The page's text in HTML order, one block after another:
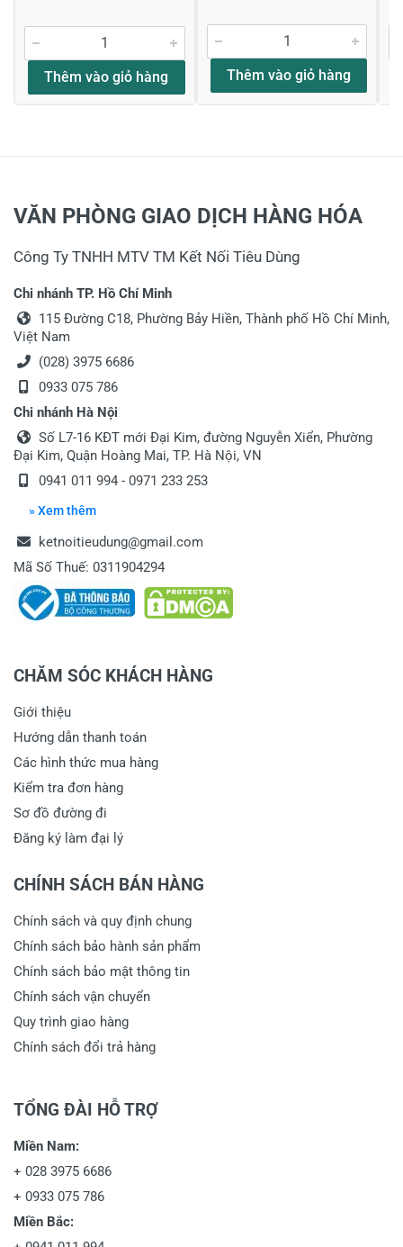
Thang nhôm Nikawa
Viết nhận xét về sản phẩm
Đánh giá sao
Họ và tên*
Tiêu đề của nhận xét*
Viết nhận xét của bạn vào bên dưới
Gửi nhận xét
Thêm vào giỏ hàng Thêm vào giỏ hàng
VĂN PHÒNG GIAO DỊCH HÀNG HÓA
Công Ty TNHH MTV TM Kết Nối Tiêu Dùng
Chi nhánh TP. Hồ Chí Minh
115 Đường C18, Phường Bảy Hiền, Thành phố Hồ Chí Minh,
Việt Nam
(028) 3975 6686
0933 075 786
Chi nhánh Hà Nội
Số L7-16 KĐT mới Đại Kim, đường Nguyễn Xiển, Phường
Đại Kim, Quận Hoàng Mai, TP. Hà Nội, VN
0941 011 994 - 0971 233 253
» Xem thêm
ketnoitieudung@gmail.com
Mã Số Thuế: 0311904294
CHĂM SÓC KHÁCH HÀNG
Giới thiệu
Hướng dẫn thanh toán
Các hình thức mua hàng
Kiểm tra đơn hàng
Sơ đồ đường đi
Đăng ký làm đại lý
CHÍNH SÁCH BÁN HÀNG
Chính sách và quy định chung
Chính sách bảo hành sản phẩm
Chính sách bảo mật thông tin
Chính sách vận chuyển
Quy trình giao hàng
Chính sách đổi trả hàng
TỔNG ĐÀI HỖ TRỢ
Miền Nam:
+ 028 3975 6686
+ 0933 075 786
Miền Bắc: